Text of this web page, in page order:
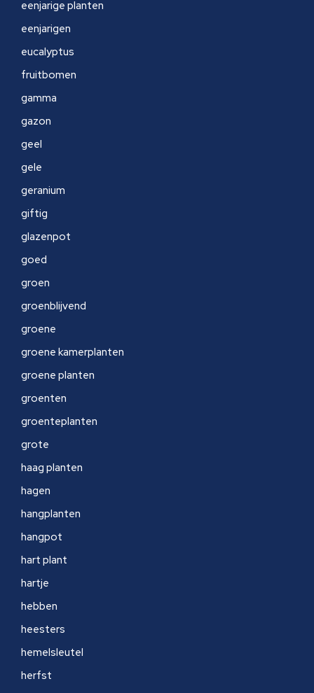
eenjarige planten
eenjarigen
eucalyptus
fruitbomen
gamma
gazon
geel
gele
geranium
giftig
glazenpot
goed
groen
groenblijvend
groene
groene kamerplanten
groene planten
groenten
groenteplanten
grote
haag planten
hagen
hangplanten
hangpot
hart plant
hartje
hebben
heesters
hemelsleutel
herfst